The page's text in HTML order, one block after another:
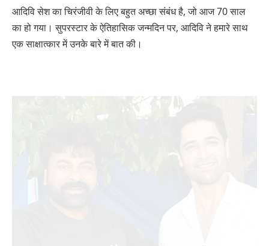
आदिवि सेश का चिरंजीवी के लिए बहुत अच्छा संबंध है, जो आज 70 साल
का हो गया। सुपरस्टार के ऐतिहासिक जन्मदिन पर, आदिवि ने हमारे साथ
एक साक्षात्कार में उनके बारे में बात की।